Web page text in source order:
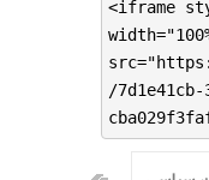
<iframe
/